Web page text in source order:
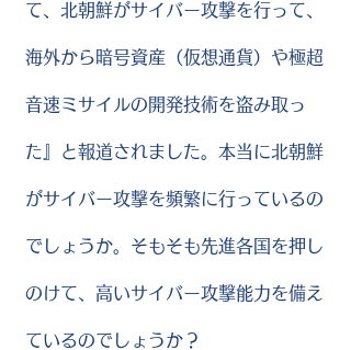
て、北朝鮮がサイバー攻撃を行って、
海外から暗号資産（仮想通貨）や極超
音速ミサイルの開発技術を盗み取っ
た』と報道されました。本当に北朝鮮
がサイバー攻撃を頻繁に行っているの
でしょうか。そもそも先進各国を押し
のけて、高いサイバー攻撃能力を備え
ているのでしょうか？